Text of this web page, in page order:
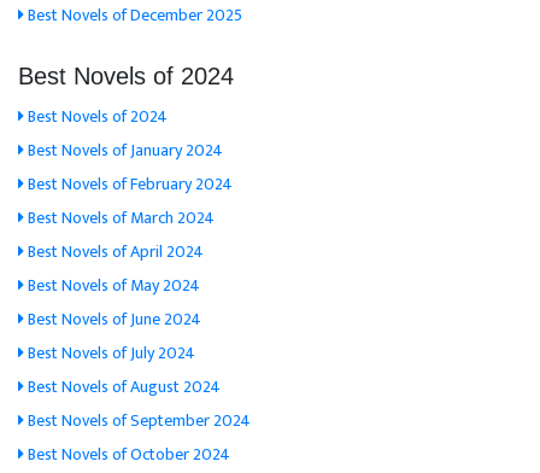
Best Novels of December 2025
Best Novels of 2024
Best Novels of 2024
Best Novels of January 2024
Best Novels of February 2024
Best Novels of March 2024
Best Novels of April 2024
Best Novels of May 2024
Best Novels of June 2024
Best Novels of July 2024
Best Novels of August 2024
Best Novels of September 2024
Best Novels of October 2024